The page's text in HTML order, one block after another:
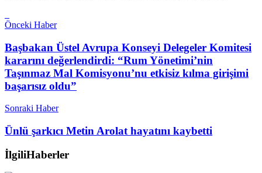
Önceki Haber
Başbakan Üstel Avrupa Konseyi Delegeler Komitesi
kararını değerlendirdi: “Rum Yönetimi’nin
Taşınmaz Mal Komisyonu’nu etkisiz kılma girişimi
başarısız oldu”
Sonraki Haber
Ünlü şarkıcı Metin Arolat hayatını kaybetti
İlgiliHaberler